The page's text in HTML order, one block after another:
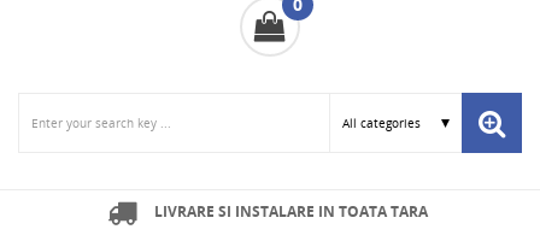
LIVRARE SI INSTALARE IN TOATA TARA